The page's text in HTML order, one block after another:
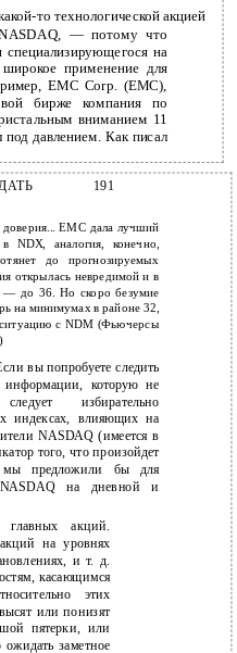
то технологической акцией
— потому что
специализирующегося на
применение для
EMC Corp. (EMC),
бирже компания по
вниманием 11
под давлением. Как писал
191
доверия... ЕМС дала лучший
аналогия, конечно,
до прогнозируемых
открылась невредимой и в
— до 36. Но скоро безумие
на минимумах в районе 32,
с NDM (Фьючерсы
вы попробуете следить
информации, которую не
избирательно
индексах, влияющих на
NASDAQ (имеется в
того, что произойдет
предложили бы для
NASDAQ на дневной и
акций.
на уровнях
и т. д.
касающимся
этих
или понизят
пятерки, или
заметное